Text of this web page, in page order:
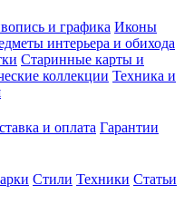
и графика Иконы
интерьера и обихода
Старинные карты и
коллекции Техника и
и оплата Гарантии
Стили Техники Статьи